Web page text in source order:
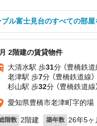
ブル富士見台のすべての部屋
2階建の賃貸物件
大清水駅 歩31分 （豊橋鉄道
老津駅 歩7分 （豊橋鉄道線）
杉山駅 歩32分 （豊橋鉄道線）
愛知県豊橋市老津町字的場
階数 2階建 築年数 26年5ヶ